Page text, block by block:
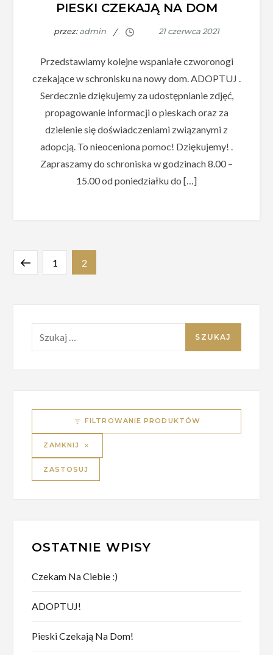
PIESKI CZEKAJĄ NA DOM
przez:admin
Przedstawiamy kolejne wspaniałe czworonogi
czekające w schronisku na nowy dom. ADOPTUJ .
Serdecznie dziękujemy za udostępnianie zdjęć,
propagowanie informacji o pieskach oraz za
dzielenie się doświadczeniami związanymi z
adopcją. To nieoceniona pomoc! Dziękujemy! .
Zapraszamy do schroniska w godzinach 8.00 –
15.00 od poniedziałku do […]
Stronicowanie
wpisów
Poprzednia
Strona
1 Strona
2
FILTROWANIE PRODUKTÓW
ZAMKNIJ
ZASTOSUJ
OSTATNIE WPISY
Czekam Na Ciebie :)
ADOPTUJ!
Pieski Czekają Na Dom!